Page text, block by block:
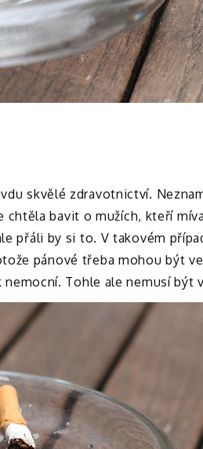
skvělé zdravotnictví.
bavit o mužích, kteří
přáli by si to. V takovém
pánové třeba mohou být
Tohle ale nemusí být